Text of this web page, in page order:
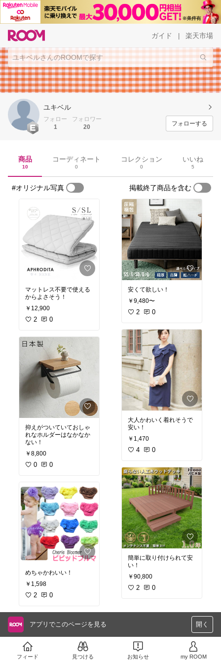
ガイド 楽天市場
ユキベル
フォロー
1
フォロワー
20
フォローする
商品
10
コーディネート
0
コレクション
0
いいね
5
#オリジナル写真 掲載終了商品を含む
マットレス不要で使える
からよさそう！
￥12,900
2 0
抑えがついていておしゃ
れなホルダーはなかなか
ない！
￥8,800
0 0
めちゃかわいい！
￥1,598
2 0
安くて欲しい！
￥9,480〜
2 0
大人かわいく着れそうで
安い！
￥1,470
4 0
簡単に取り付けられて安
￥90,800
2 0
アプリでこのページを見る 開く
フィード 見つける お知らせ my ROOM